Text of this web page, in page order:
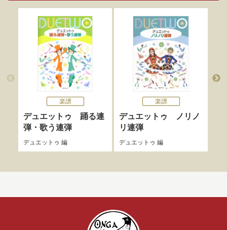
楽譜
デュエットゥ 踊る連
弾・歌う連弾
デュエットゥ 編
楽譜
デュエットゥ ノリノ
リ連弾
デュエットゥ 編